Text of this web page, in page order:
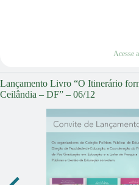
Acesse
Lançamento Livro “O Itinerário
Ceilândia – DF” – 06/12